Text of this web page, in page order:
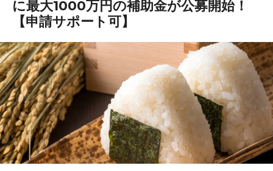
に最大1000万円の補助金が公募開始！
【申請サポート可】